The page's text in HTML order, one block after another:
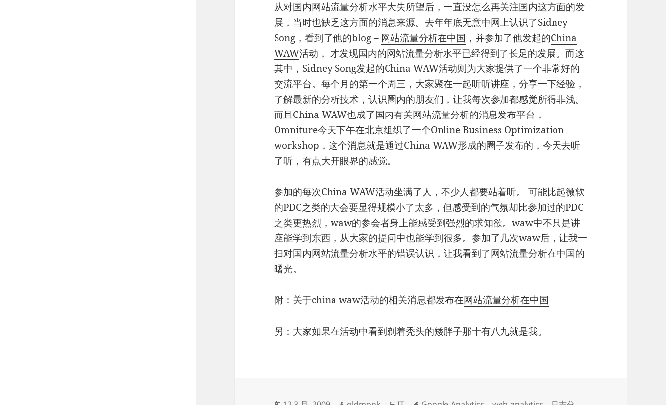
从对国内网站流量分析水平大失所望后，一直没怎么再关注国内这方面的发
展，当时也缺乏这方面的消息来源。去年年底无意中网上认识了Sidney
Song，看到了他的blog – 网站流量分析在中国 ，并参加了他发起的China
WAW活动， 才发现国内的网站流量分析水平已经得到了长足的发展。而这
其中，Sidney Song发起的China WAW活动则为大家提供了一个非常好的
交流平台。每个月的第一个周三，大家聚在一起听听讲座，分享一下经验，
了解最新的分析技术，认识圈内的朋友们，让我每次参加都感觉所得非浅。
而且China WAW也成了国内有关网站流量分析的消息发布平台，
Omniture今天下午在北京组织了一个Online Business Optimization
workshop，这个消息就是通过China WAW形成的圈子发布的，今天去听
了听，有点大开眼界的感觉。
参加的每次China WAW活动坐满了人，不少人都要站着听。 可能比起微软
的PDC之类的大会要显得规模小了太多，但感受到的气氛却比参加过的PDC
之类更热烈，waw的参会者身上能感受到强烈的求知欲。waw中不只是讲
座能学到东西，从大家的提问中也能学到很多。参加了几次waw后，让我一
扫对国内网站流量分析水平的错误认识，让我看到了网站流量分析在中国的
曙光。
附：关于china waw活动的相关消息都发布在网站流量分析在中国
另：大家如果在活动中看到剃着秃头的矮胖子那十有八九就是我。